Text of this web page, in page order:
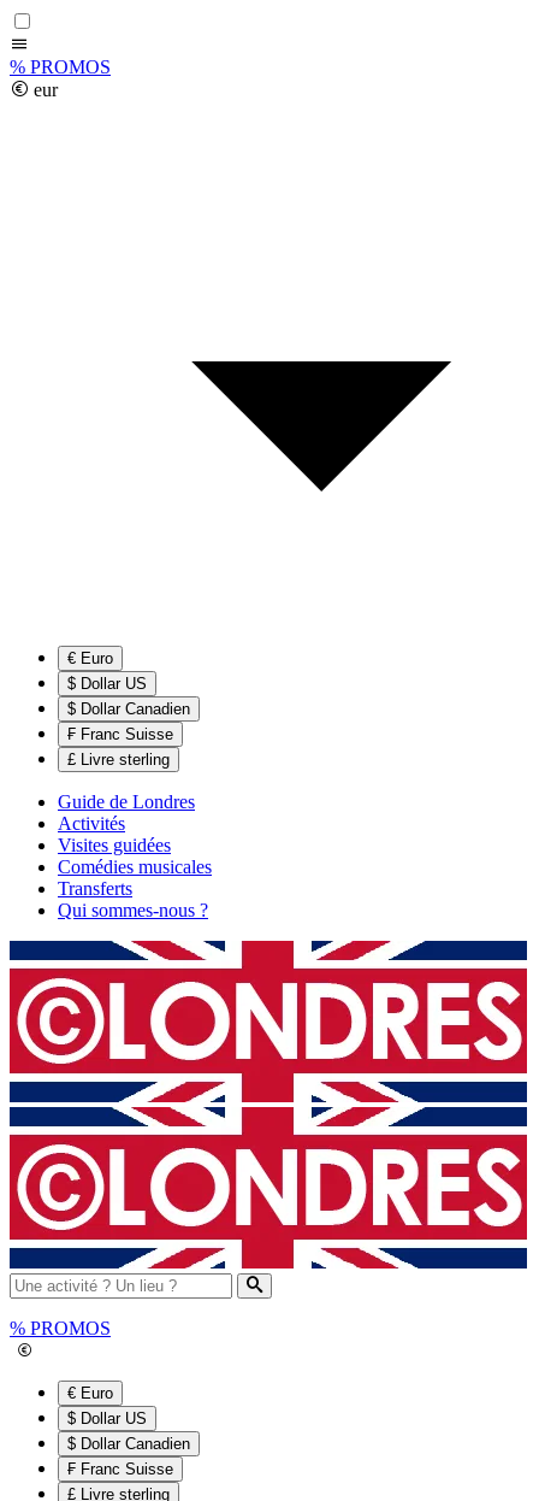
% PROMOS
eur
€ Euro
$ Dollar US
$ Dollar Canadien
₣ Franc Suisse
£ Livre sterling
Guide de Londres
Activités
Visites guidées
Comédies musicales
Transferts
Qui sommes-nous ?
% PROMOS
€ Euro
$ Dollar US
$ Dollar Canadien
₣ Franc Suisse
£ Livre sterling